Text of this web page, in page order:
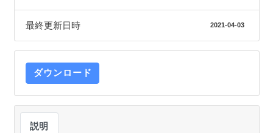
最終更新日時 2021-04-03
ダウンロード
説明